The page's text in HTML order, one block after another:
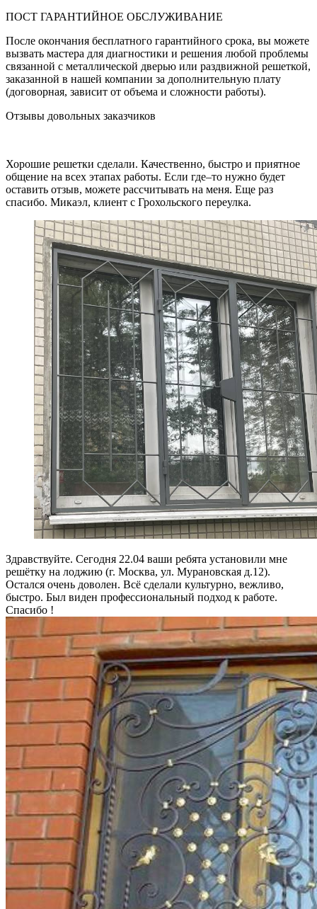
ПОСТ ГАРАНТИЙНОЕ ОБСЛУЖИВАНИЕ
После окончания бесплатного гарантийного срока, вы можете
вызвать мастера для диагностики и решения любой проблемы
связанной с металлической дверью или раздвижной решеткой,
заказанной в нашей компании за дополнительную плату
(договорная, зависит от объема и сложности работы).
Отзывы довольных заказчиков
Хорошие решетки сделали. Качественно, быстро и приятное
общение на всех этапах работы. Если где–то нужно будет
оставить отзыв, можете рассчитывать на меня. Еще раз
спасибо. Микаэл, клиент с Грохольского переулка.
Здравствуйте. Сегодня 22.04 ваши ребята установили мне
решётку на лоджию (г. Москва, ул. Мурановская д.12).
Остался очень доволен. Всё сделали культурно, вежливо,
быстро. Был виден профессиональный подход к работе.
Спасибо !